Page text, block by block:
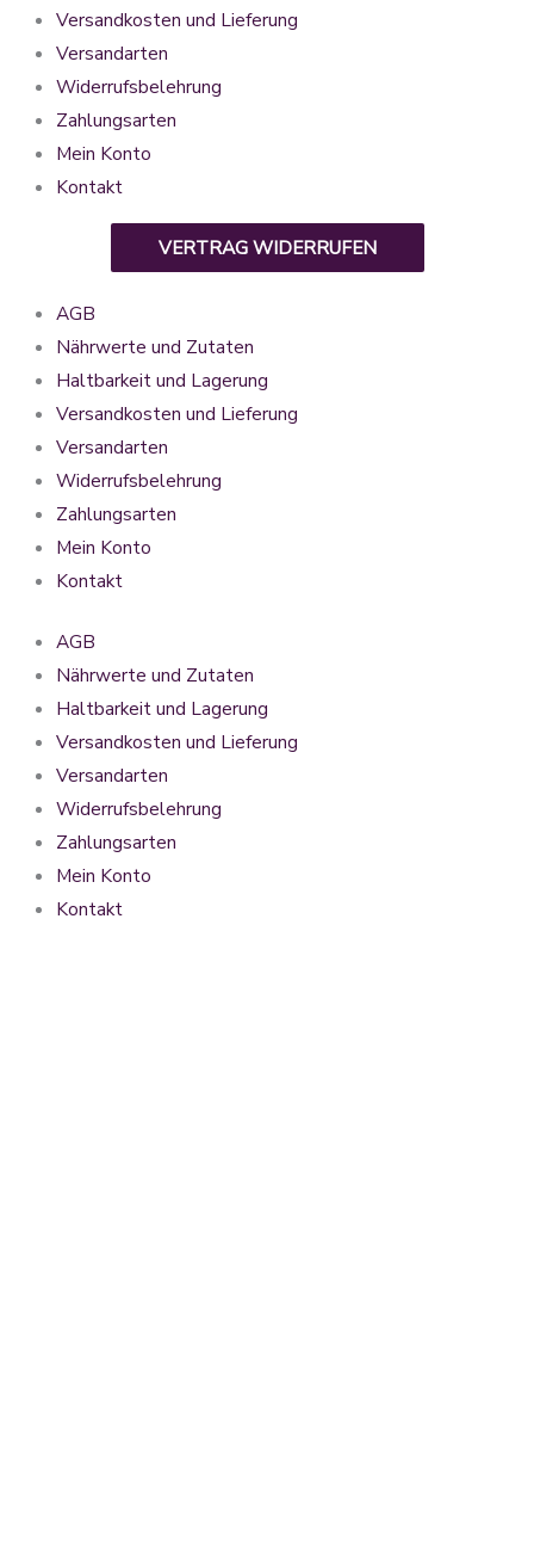
Versandkosten und Lieferung
Versandarten
Widerrufsbelehrung
Zahlungsarten
Mein Konto
Kontakt
VERTRAG WIDERRUFEN
AGB
Nährwerte und Zutaten
Haltbarkeit und Lagerung
Versandkosten und Lieferung
Versandarten
Widerrufsbelehrung
Zahlungsarten
Mein Konto
Kontakt
AGB
Nährwerte und Zutaten
Haltbarkeit und Lagerung
Versandkosten und Lieferung
Versandarten
Widerrufsbelehrung
Zahlungsarten
Mein Konto
Kontakt